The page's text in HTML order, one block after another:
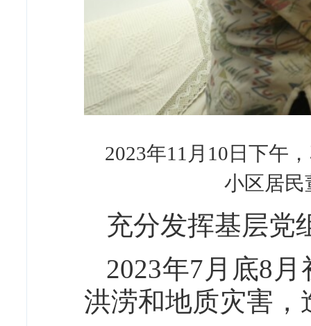
2023年11月10日下午
小区居民
充分发挥基层党
2023年7月底8
洪涝和地质灾害